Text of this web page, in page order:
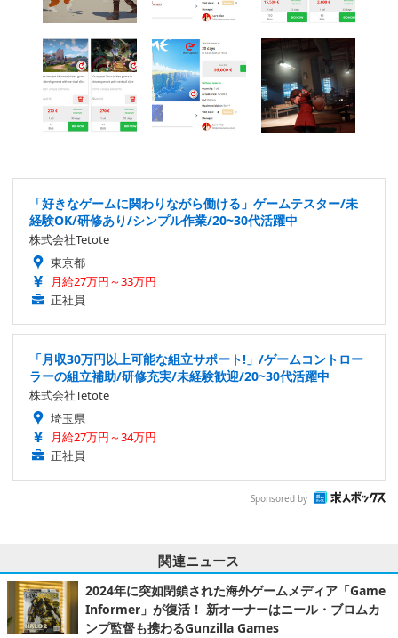
「好きなゲームに関わりながら働ける」ゲームテスター/未
経験OK/研修あり/シンプル作業/20~30代活躍中
株式会社Tetote
東京都
月給27万円～33万円
正社員
「月収30万円以上可能な組立サポート!」/ゲームコントロー
ラーの組立補助/研修充実/未経験歓迎/20~30代活躍中
株式会社Tetote
埼玉県
月給27万円～34万円
正社員
Sponsored by
関連ニュース
2024年に突如閉鎖された海外ゲームメディア「Game
Informer」が復活！ 新オーナーはニール・ブロムカ
ンプ監督も携わるGunzilla Games